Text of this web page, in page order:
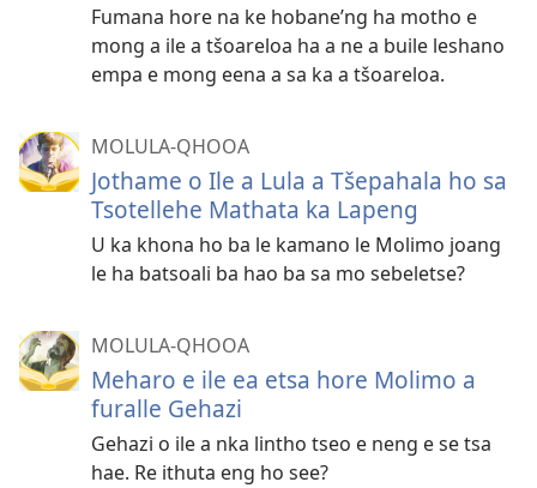
Fumana hore na ke hobane’ng ha motho e
mong a ile a tšoareloa ha a ne a buile leshano
empa e mong eena a sa ka a tšoareloa.
MOLULA-QHOOA
Jothame o Ile a Lula a Tšepahala ho sa
Tsotellehe Mathata ka Lapeng
U ka khona ho ba le kamano le Molimo joang
le ha batsoali ba hao ba sa mo sebeletse?
MOLULA-QHOOA
Meharo e ile ea etsa hore Molimo a
furalle Gehazi
Gehazi o ile a nka lintho tseo e neng e se tsa
hae. Re ithuta eng ho see?